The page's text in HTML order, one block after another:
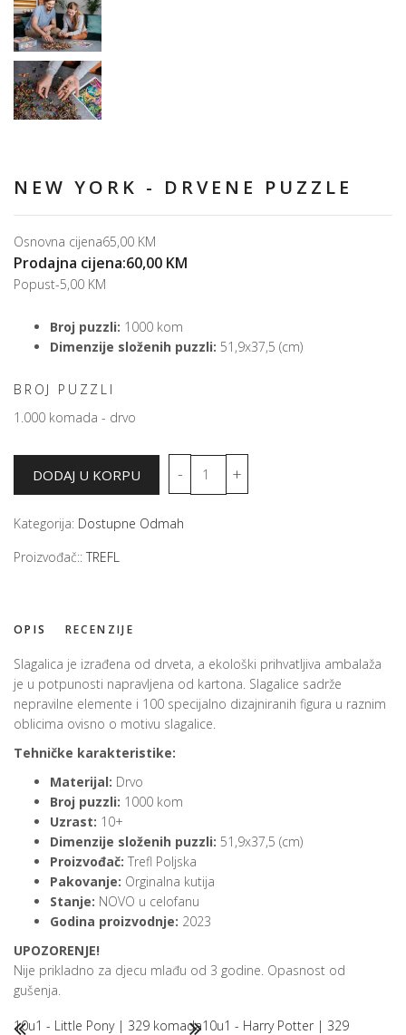
NEW YORK - DRVENE PUZZLE
Osnovna cijena65,00 KM
Prodajna cijena:60,00 KM
Popust-5,00 KM
Broj puzzli: 1000 kom
Dimenzije složenih puzzli: 51,9x37,5 (cm)
BROJ PUZZLI
1.000 komada - drvo
Kategorija: Dostupne Odmah
Proizvođač:: TREFL
OPIS RECENZIJE
Slagalica je izrađena od drveta, a ekološki prihvatljiva ambalaža
je u potpunosti napravljena od kartona. Slagalice sadrže
nepravilne elemente i 100 specijalno dizajniranih figura u raznim
oblicima ovisno o motivu slagalice.
Tehničke karakteristike:
Materijal: Drvo
Broj puzzli: 1000 kom
Uzrast: 10+
Dimenzije složenih puzzli: 51,9x37,5 (cm)
Proizvođač: Trefl Poljska
Pakovanje: Orginalna kutija
Stanje: NOVO u celofanu
Godina proizvodnje: 2023
UPOZORENJE!
Nije prikladno za djecu mlađu od 3 godine. Opasnost od
gušenja.
10u1 - Little Pony | 329 komada10u1 - Harry Potter | 329